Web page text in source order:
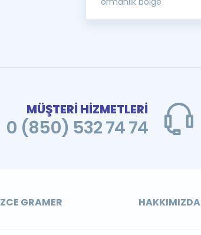
MÜŞTERİ HİZMETLERİ
0 (850) 532 74 74
GRAMER HAKKIMIZDA